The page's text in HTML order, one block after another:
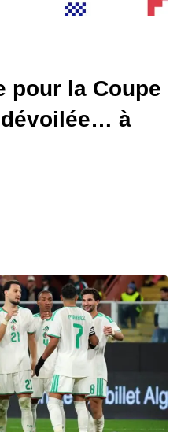
pour la Coupe
dévoilée… à